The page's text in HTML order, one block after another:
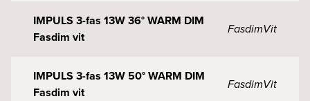
IMPULS 3-fas 13W 36° WARM DIM
Fasdim vit
FasdimVit
IMPULS 3-fas 13W 50° WARM DIM
Fasdim vit
FasdimVit